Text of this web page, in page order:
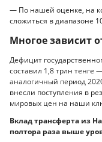
— По нашей оценке, на
сложиться в диапазоне
Многое зависит
Дефицит
составил 1,8 трлн тенге
аналогичный период
внесли поступления в
мировых цен на наши
Вклад трансферта из
полтора раза выше